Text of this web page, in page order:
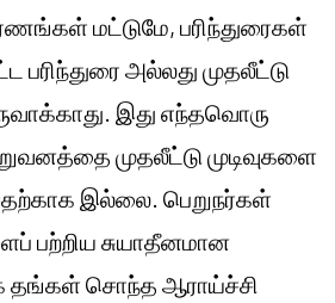
மட்டுமே, பரிந்துரைகள்
பரிந்துரை அல்லது முதலீட்டு
இது எந்தவொரு
முதலீட்டு முடிவுகளை
இல்லை. பெறுநர்கள்
பற்றிய சுயாதீனமான
தங்கள் சொந்த ஆராய்ச்சி